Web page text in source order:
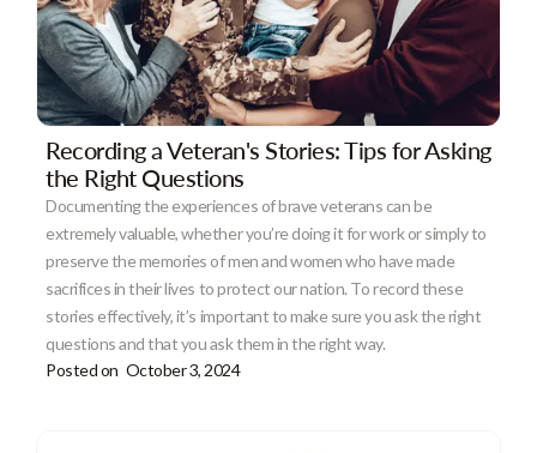
Recording a Veteran's Stories: Tips for Asking
the Right Questions
Documenting the experiences of brave veterans can be
extremely valuable, whether you’re doing it for work or simply to
preserve the memories of men and women who have made
sacrifices in their lives to protect our nation. To record these
stories effectively, it’s important to make sure you ask the right
questions and that you ask them in the right way.
Posted on October 3, 2024